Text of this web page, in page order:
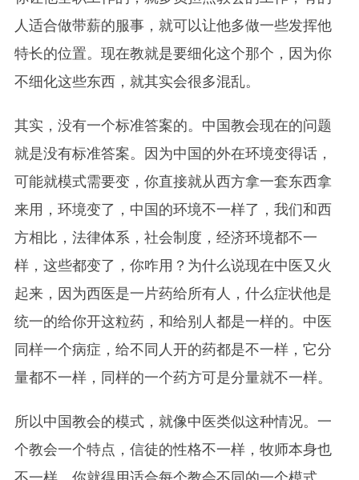
人适合做带薪的服事，就可以让他多做一些发挥他
特长的位置。现在教就是要细化这个那个，因为你
不细化这些东西，就其实会很多混乱。
其实，没有一个标准答案的。中国教会现在的问题
就是没有标准答案。因为中国的外在环境变得话，
可能就模式需要变，你直接就从西方拿一套东西拿
来用，环境变了，中国的环境不一样了，我们和西
方相比，法律体系，社会制度，经济环境都不一
样，这些都变了，你咋用？为什么说现在中医又火
起来，因为西医是一片药给所有人，什么症状他是
统一的给你开这粒药，和给别人都是一样的。中医
同样一个病症，给不同人开的药都是不一样，它分
量都不一样，同样的一个药方可是分量就不一样。
所以中国教会的模式，就像中医类似这种情况。一
个教会一个特点，信徒的性格不一样，牧师本身也